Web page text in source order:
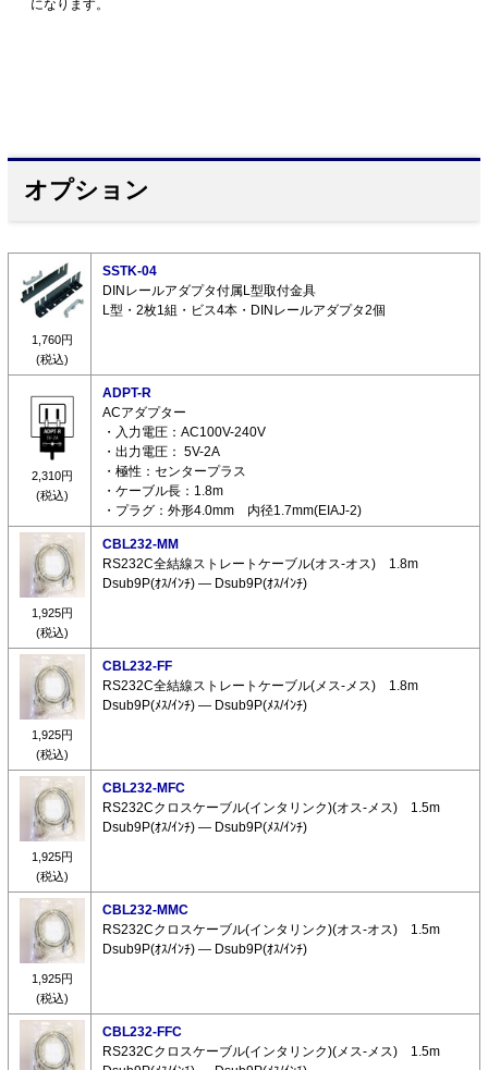
になります。
オプション
1,760円
(税込)
SSTK-04
DINレールアダプタ付属L型取付金具
L型・2枚1組・ビス4本・DINレールアダプタ2個
2,310円
(税込)
ADPT-R
ACアダプター
・入力電圧：AC100V-240V
・出力電圧： 5V-2A
・極性：センタープラス
・ケーブル長：1.8m
・プラグ：外形4.0mm 内径1.7mm(EIAJ-2)
1,925円
(税込)
CBL232-MM
RS232C全結線ストレートケーブル(オス-オス) 1.8m
Dsub9P(ｵｽ/ｲﾝﾁ) ― Dsub9P(ｵｽ/ｲﾝﾁ)
1,925円
(税込)
CBL232-FF
RS232C全結線ストレートケーブル(メス-メス) 1.8m
Dsub9P(ﾒｽ/ｲﾝﾁ) ― Dsub9P(ﾒｽ/ｲﾝﾁ)
1,925円
(税込)
CBL232-MFC
RS232Cクロスケーブル(インタリンク)(オス-メス) 1.5m
Dsub9P(ｵｽ/ｲﾝﾁ) ― Dsub9P(ﾒｽ/ｲﾝﾁ)
1,925円
(税込)
CBL232-MMC
RS232Cクロスケーブル(インタリンク)(オス-オス) 1.5m
Dsub9P(ｵｽ/ｲﾝﾁ) ― Dsub9P(ｵｽ/ｲﾝﾁ)
CBL232-FFC
RS232Cクロスケーブル(インタリンク)(メス-メス) 1.5m